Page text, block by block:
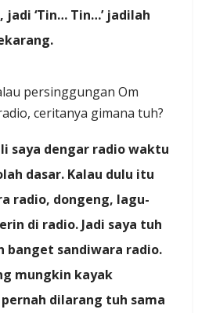
‘Tin… Tin…’ jadilah
persinggungan Om
ceritanya gimana tuh?
saya dengar radio waktu
dasar. Kalau dulu itu
radio, dongeng, lagu-
di radio. Jadi saya tuh
banget sandiwara radio.
mungkin kayak
dilarang tuh sama